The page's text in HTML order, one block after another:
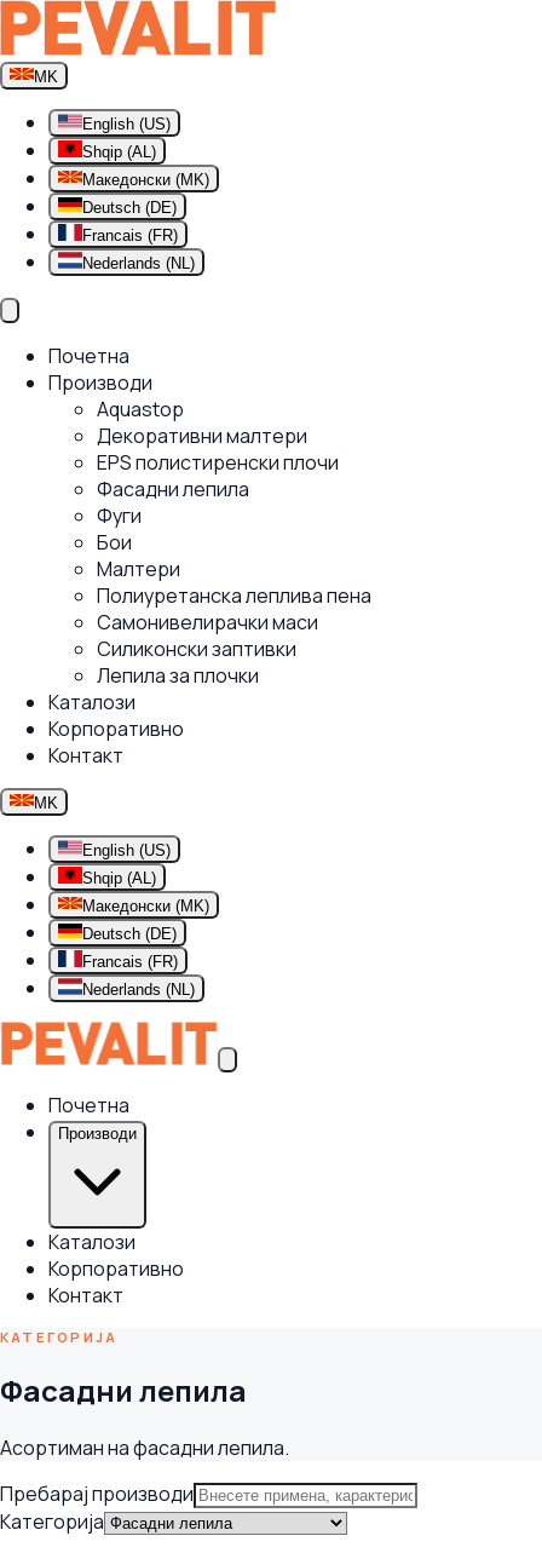
MK
English (US)
Shqip (AL)
Македонски (MK)
Deutsch (DE)
Francais (FR)
Nederlands (NL)
Почетна
Производи
Aquastop
Декоративни малтери
EPS полистиренски плочи
Фасадни лепила
Фуги
Бои
Малтери
Полиуретанска леплива пена
Самонивелирачки маси
Силиконски заптивки
Лепила за плочки
Каталози
Корпоративно
Контакт
MK
English (US)
Shqip (AL)
Македонски (MK)
Deutsch (DE)
Francais (FR)
Nederlands (NL)
Почетна
Производи
Каталози
Корпоративно
Контакт
КАТЕГОРИЈА
Фасадни лепила
Асортиман на фасадни лепила.
Пребарај производи
Категорија